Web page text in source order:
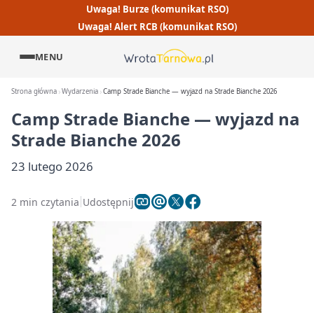
Uwaga! Burze (komunikat RSO)
Uwaga! Alert RCB (komunikat RSO)
MENU
Strona główna Wydarzenia Camp Strade Bianche — wyjazd na Strade Bianche 2026
Camp Strade Bianche — wyjazd na
Strade Bianche 2026
23 lutego 2026
2 min czytania Udostępnij